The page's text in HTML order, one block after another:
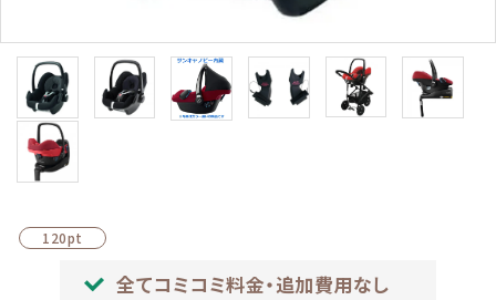
120pt
全てコミコミ料金・追加費用なし